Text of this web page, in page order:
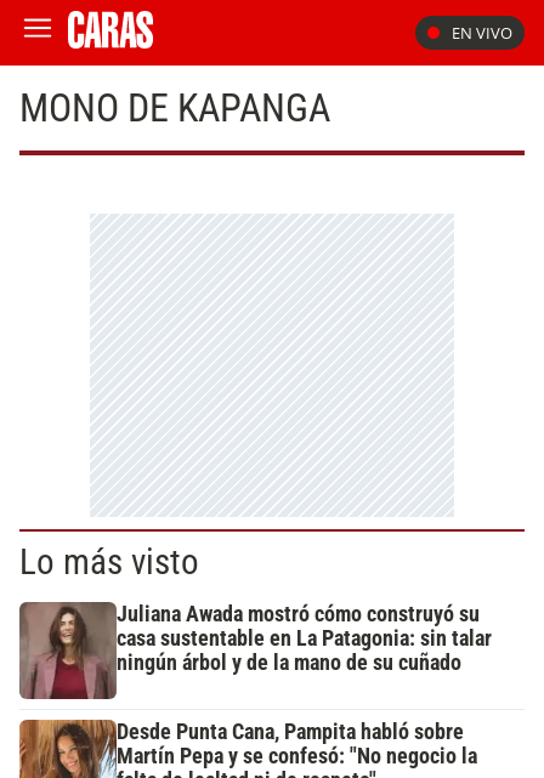
EN VIVO
MONO DE KAPANGA
Lo más visto
Juliana Awada mostró cómo construyó su
casa sustentable en La Patagonia: sin talar
ningún árbol y de la mano de su cuñado
Desde Punta Cana, Pampita habló sobre
Martín Pepa y se confesó: "No negocio la